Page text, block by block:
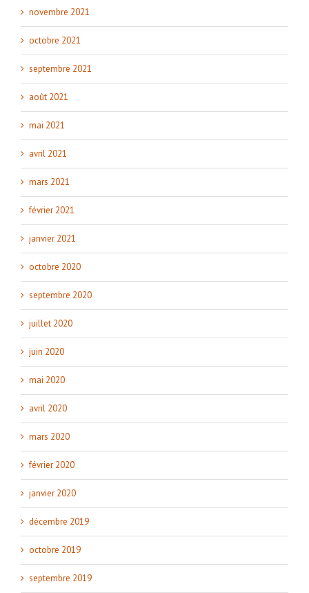
novembre 2021
octobre 2021
septembre 2021
août 2021
mai 2021
avril 2021
mars 2021
février 2021
janvier 2021
octobre 2020
septembre 2020
juillet 2020
juin 2020
mai 2020
avril 2020
mars 2020
février 2020
janvier 2020
décembre 2019
octobre 2019
septembre 2019